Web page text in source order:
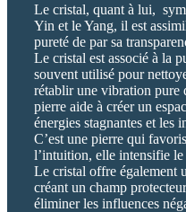
Le cristal, quant à lui,
Yin et le Yang, il est
pureté de par sa
Le cristal est associé à la
souvent utilisé pour
rétablir une vibration pure
pierre aide à créer un
énergies stagnantes et les
C’est une pierre qui
l’intuition, elle intensifie
Le cristal offre également
créant un champ
éliminer les influences